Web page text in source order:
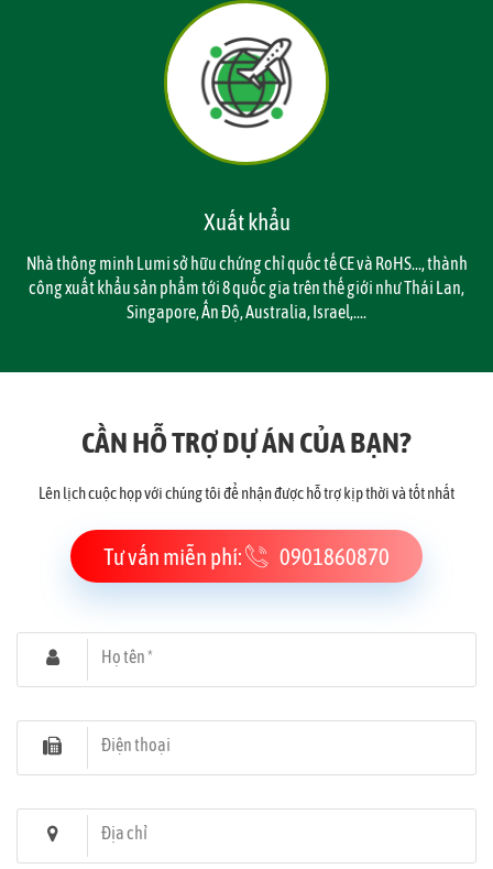
Xuất khẩu
Nhà thông minh Lumi sở hữu chứng chỉ quốc tế CE và RoHS..., thành
công xuất khẩu sản phẩm tới 8 quốc gia trên thế giới như Thái Lan,
Singapore, Ấn Độ, Australia, Israel,....
CẦN HỖ TRỢ DỰ ÁN CỦA BẠN?
Lên lịch cuộc họp với chúng tôi để nhận được hỗ trợ kịp thời và tốt nhất
Tư vấn miễn phí: 0901860870
Họ tên *
Điện thoại
Địa chỉ